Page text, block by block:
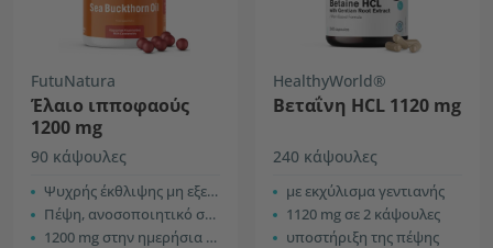
FutuNatura
Έλαιο ιπποφαούς
1200 mg
90 κάψουλες
Ψυχρής έκθλιψης μη εξευγενισμένο έλαιο
Πέψη, ανοσοποιητικό σύστημα και καρδιαγγειακό σύστημα
1200 mg στην ημερήσια δόση
HealthyWorld®
Βεταΐνη HCL 1120 mg
240 κάψουλες
με εκχύλισμα γεντιανής
1120 mg σε 2 κάψουλες
υποστήριξη της πέψης